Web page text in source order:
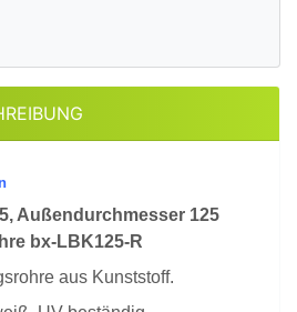
Außendurchmesser 125
bx-LBK125-R
aus Kunststoff.